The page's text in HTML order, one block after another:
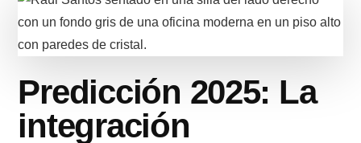
Predicción 2025: La
integración